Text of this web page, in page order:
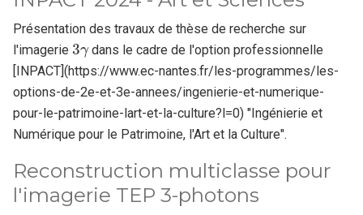
Présentation des travaux de thèse de recherche sur
l'imagerie
3
dans le cadre de l'option professionnelle
[INPACT](https://www.ec-nantes.fr/les-programmes/les-
options-de-2e-et-3e-annees/ingenierie-et-numerique-
pour-le-patrimoine-lart-et-la-culture?l=0) "Ingénierie et
Numérique pour le Patrimoine, l'Art et la Culture".
Reconstruction multiclasse pour
l'imagerie TEP 3-photons